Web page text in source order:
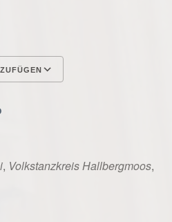
, Volkstanzkreis Hallbergmoos,